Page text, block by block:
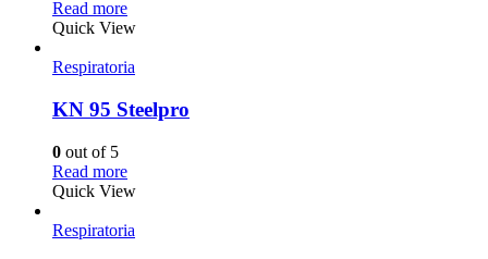
Read more
Quick View
Respiratoria
KN 95 Steelpro
0 out of 5
Read more
Quick View
Respiratoria